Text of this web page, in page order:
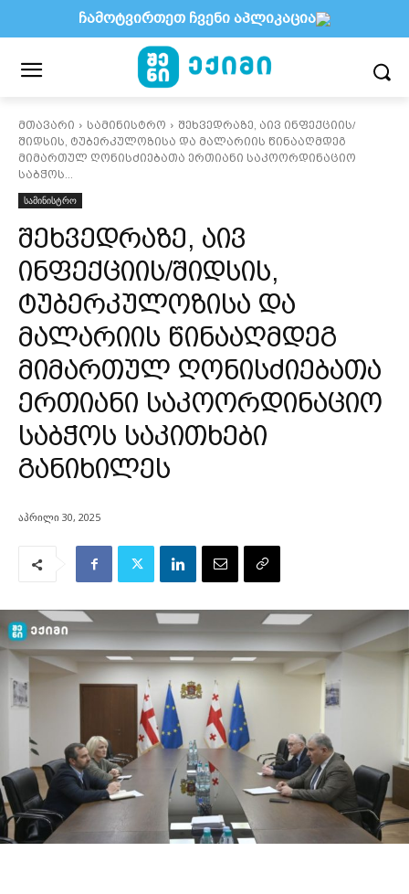
მთავარი სამინისტრო
შეხვედრაზე, აივ ინფექციის/
შიდსის, ტუბერკულოზისა და მალარიის წინააღმდეგ
მიმართულ ღონისძიებათა ერთიანი საკოორდინაციო
საბჭოს...
სამინისტრო
შეხვედრაზე, აივ
ინფექციის/შიდსის,
ტუბერკულოზისა და
მალარიის წინააღმდეგ
მიმართულ ღონისძიებათა
ერთიანი საკოორდინაციო
საბჭოს საკითხები
განიხილეს
აპრილი 30, 2025
ჩამოტვირთეთ ჩვენი აპლიკაცია